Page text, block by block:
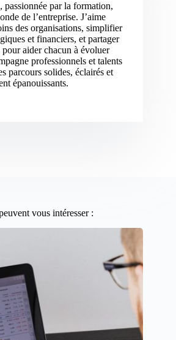
passionnée par la formation,
de l’entreprise. J’aime
des organisations, simplifier
et financiers, et partager
pour aider chacun à évoluer
professionnels et talents
parcours solides, éclairés et
épanouissants.
vous intéresser :